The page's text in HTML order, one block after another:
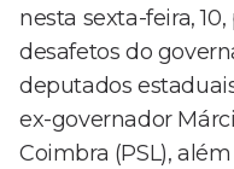
nesta sexta-feira,
desafetos do
deputados
ex-governador
Coimbra (PSL),